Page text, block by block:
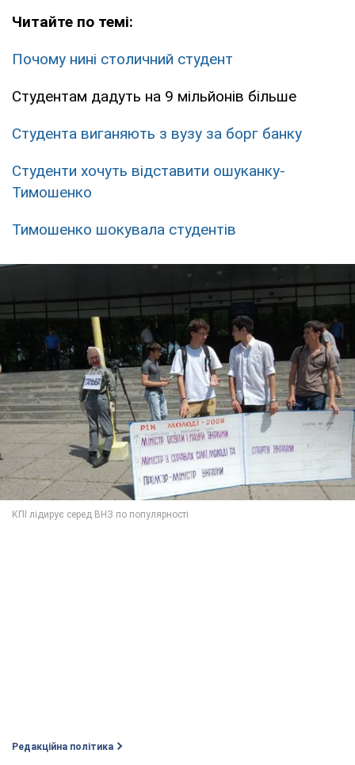
Читайте по темі:
Почому нині столичний студент
Студентам дадуть на 9 мільйонів більше
Студента виганяють з вузу за борг банку
Студенти хочуть відставити ошуканку-
Тимошенко
Тимошенко шокувала студентів
Редакційна політика